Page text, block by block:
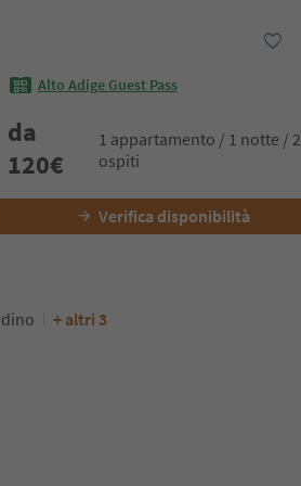
Alto Adige Guest Pass
da
120€
1 appartamento / 1 notte / 2
ospiti
Verifica disponibilità
+ altri 3